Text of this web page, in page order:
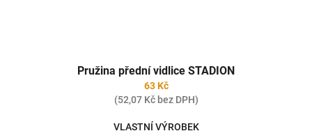
Pružina přední vidlice STADION
63 Kč
(52,07 Kč bez DPH)
VLASTNÍ VÝROBEK